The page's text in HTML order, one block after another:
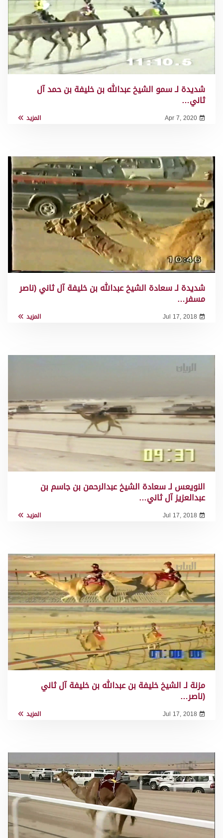
شديدة لـ سمو الشيخ عبدالله بن خليفة بن حمد آل
ثاني…
Apr 7, 2020 المزيد
شديدة لـ سعادة الشيخ عبدالله بن خليفة آل ثاني (ناصر
مسفر…
Jul 17, 2018 المزيد
النويعس لـ سعادة الشيخ عبدالرحمن بن جاسم بن
عبدالعزيز آل ثاني…
Jul 17, 2018 المزيد
مزنة لـ الشيخ خليفة بن عبدالله بن خليفة آل ثاني
(ناصر…
Jul 17, 2018 المزيد